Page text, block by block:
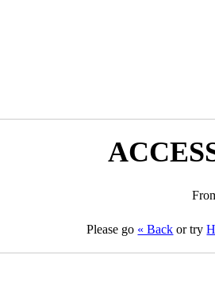
Please go « Back or try